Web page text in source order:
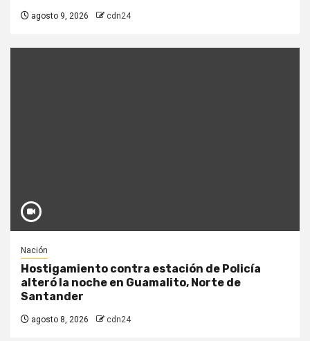
agosto 9, 2026 cdn24
Nación
Hostigamiento contra estación de Policía
alteró la noche en Guamalito, Norte de
Santander
agosto 8, 2026 cdn24